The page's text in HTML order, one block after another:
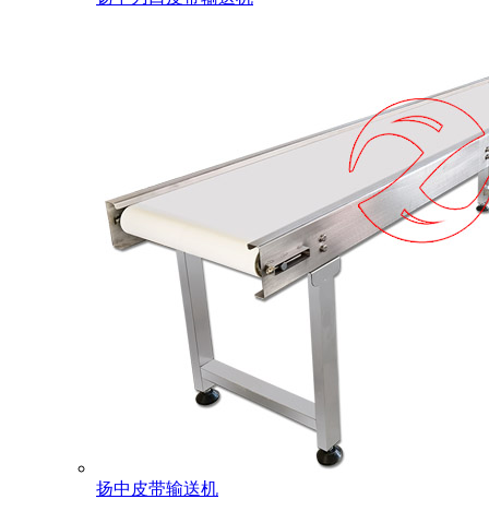
扬中皮带输送机